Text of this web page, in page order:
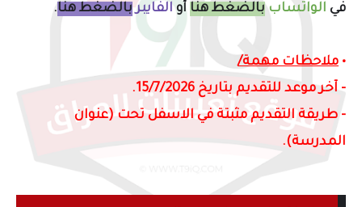
في الواتساب بالضغط هنا أوالفايبر بالضغط هنا.
• ملاحظات مهمة/
- آخر موعد للتقديم بتاريخ 15/7/2026.
- طريقة التقديم مثبتة في الاسفل تحت (عنوان
المدرسة).